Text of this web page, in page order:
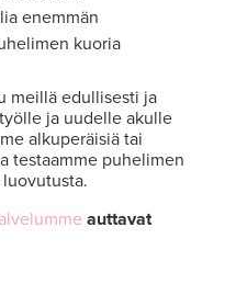
enemmän
kuoria
meillä edullisesti ja
ja uudelle akulle
alkuperäisiä tai
testaamme puhelimen
auttavat